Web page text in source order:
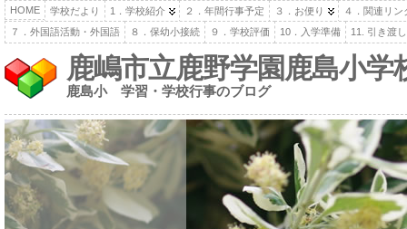
HOME 学校だより 1．学校紹介 ２．年間行事予定 ３．お便り
４．関連リン
７．外国語活動・外国語
８．保幼小接続 ９．学校評価 10．入学準備 11. 引き渡
鹿嶋市立鹿野学園鹿島小学
鹿島小 学習・学校行事のブログ